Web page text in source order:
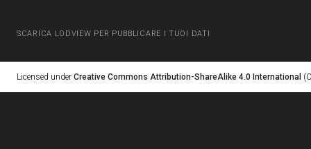
SCARICA LODVIEW PER PUBBLICARE I TUOI DATI
Licensed under Creative Commons Attribution-ShareAlike 4.0 International